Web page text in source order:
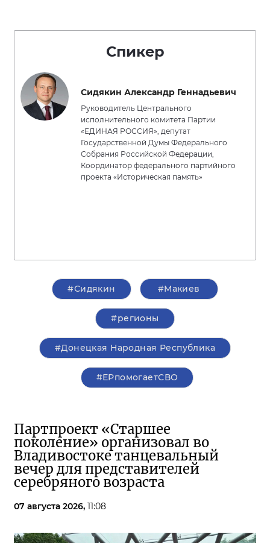
Спикер
Сидякин Александр Геннадьевич
Руководитель Центрального
исполнительного комитета Партии
«ЕДИНАЯ РОССИЯ», депутат
Государственной Думы Федерального
Собрания Российской Федерации,
Координатор федерального партийного
проекта «Историческая память»
#Сидякин #Макиев
#регионы
#Донецкая Народная Республика
#ЕРпомогаетСВО
Партпроект «Старшее
поколение» организовал во
Владивостоке танцевальный
вечер для представителей
серебряного возраста
07 августа 2026, 11:08